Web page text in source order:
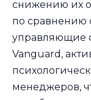
снижению их
по сравнению
управляющие
Vanguard,
менеджеров,